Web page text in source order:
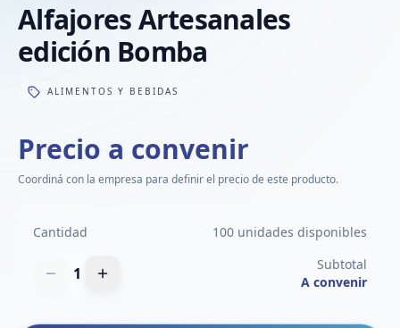
Alfajores Artesanales
edición Bomba
ALIMENTOS Y BEBIDAS
Precio a convenir
Coordiná con la empresa para definir el precio de este producto.
Cantidad 100 unidades disponibles
1
Subtotal
A convenir